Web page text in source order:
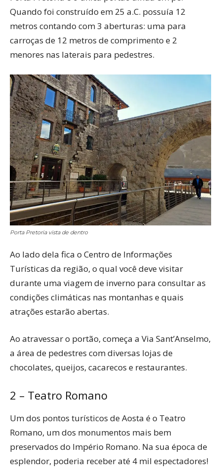
Quando foi construído em 25 a.C. possuía 12
metros contando com 3 aberturas: uma para
carroças de 12 metros de comprimento e 2
menores nas laterais para pedestres.
Porta Pretoria vista de dentro
Ao lado dela fica o Centro de Informações
Turísticas da região, o qual você deve visitar
durante uma viagem de inverno para consultar as
condições climáticas nas montanhas e quais
atrações estarão abertas.
Ao atravessar o portão, começa a Via Sant’Anselmo,
a área de pedestres com diversas lojas de
chocolates, queijos, cacarecos e restaurantes.
2 – Teatro Romano
Um dos pontos turísticos de Aosta é o Teatro
Romano, um dos monumentos mais bem
preservados do Império Romano. Na sua época de
esplendor, poderia receber até 4 mil espectadores!